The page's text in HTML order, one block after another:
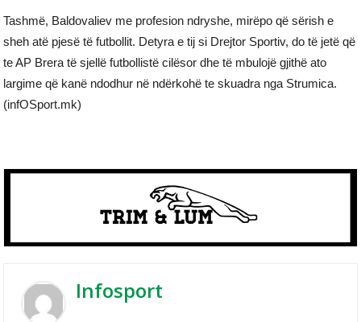
Tashmë, Baldovaliev me profesion ndryshe, mirëpo që sërish e
sheh atë pjesë të futbollit. Detyra e tij si Drejtor Sportiv, do të jetë që
te AP Brera të sjellë futbollistë cilësor dhe të mbulojë gjithë ato
largime që kanë ndodhur në ndërkohë te skuadra nga Strumica.
(infOSport.mk)
Infosport